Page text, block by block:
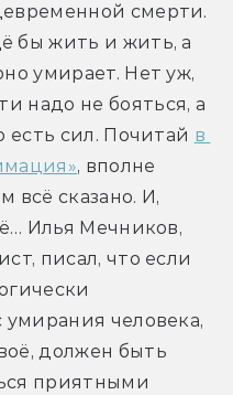
смерти.
бы жить и жить, а
умирает. Нет уж,
надо не бояться, а
есть сил. Почитай в
, вполне
всё сказано. И,
Илья Мечников,
писал, что если
умирания человека,
должен быть
приятными